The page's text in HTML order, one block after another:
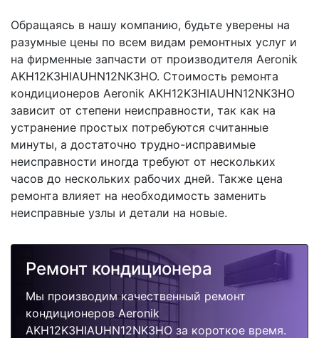
Обращаясь в нашу компанию, будьте уверены на
разумные цены по всем видам ремонтных услуг и
на фирменные запчасти от производителя Aeronik
AKH12K3HIAUHN12NK3HO. Стоимость ремонта
кондиционеров Aeronik AKH12K3HIAUHN12NK3HO
зависит от степени неисправности, так как на
устранение простых потребуются считанные
минуты, а достаточно трудно-исправимые
неисправности иногда требуют от нескольких
часов до нескольких рабочих дней. Также цена
ремонта влияет на необходимость заменить
неисправные узлы и детали на новые.
Ремонт кондиционера
Мы производим качественный ремонт
кондиционеров Aeronik
AKH12K3HIAUHN12NK3HO за короткое время.